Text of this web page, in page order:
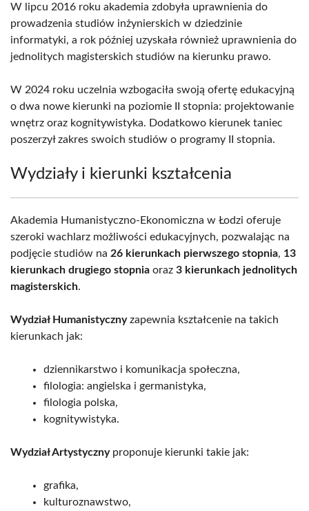
W lipcu 2016 roku akademia zdobyła uprawnienia do
prowadzenia studiów inżynierskich w dziedzinie
informatyki, a rok później uzyskała również uprawnienia do
jednolitych magisterskich studiów na kierunku prawo.
W 2024 roku uczelnia wzbogaciła swoją ofertę edukacyjną
o dwa nowe kierunki na poziomie II stopnia: projektowanie
wnętrz oraz kognitywistyka. Dodatkowo kierunek taniec
poszerzył zakres swoich studiów o programy II stopnia.
Wydziały i kierunki kształcenia
Akademia Humanistyczno-Ekonomiczna w Łodzi oferuje
szeroki wachlarz możliwości edukacyjnych, pozwalając na
podjęcie studiów na 26 kierunkach pierwszego stopnia, 13
kierunkach drugiego stopnia oraz 3 kierunkach jednolitych
magisterskich.
Wydział Humanistycznyzapewnia kształcenie na takich
kierunkach jak:
dziennikarstwo i komunikacja społeczna,
filologia: angielska i germanistyka,
filologia polska,
kognitywistyka.
Wydział Artystycznyproponuje kierunki takie jak:
grafika,
kulturoznawstwo,